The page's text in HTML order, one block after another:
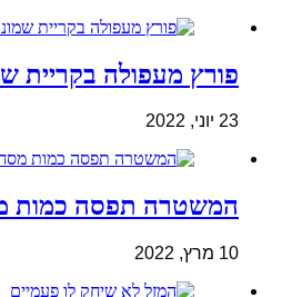
פורץ מעפולה בקריית
23 יוני, 2022
המשטרה תפסה כמות
10 מרץ, 2022